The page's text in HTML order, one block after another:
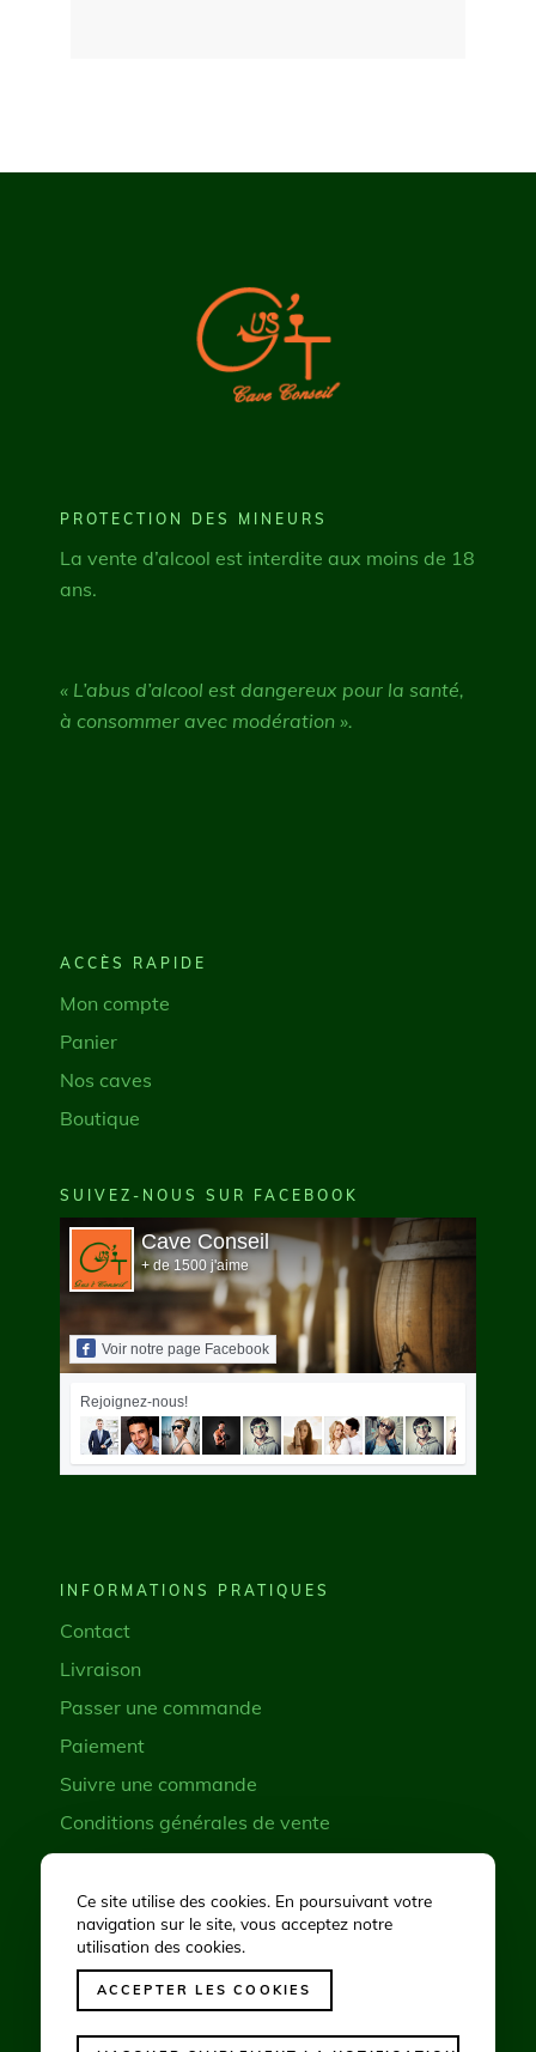
PROTECTION DES MINEURS
La vente d’alcool est interdite aux moins de 18
ans.
« L’abus d’alcool est dangereux pour la santé,
à consommer avec modération ».
ACCÈS RAPIDE
Mon compte
Panier
Nos caves
Boutique
SUIVEZ-NOUS SUR FACEBOOK
Cave Conseil
+ de 1500 j'aime
Voir notre page Facebook
Rejoignez-nous!
INFORMATIONS PRATIQUES
Contact
Livraison
Passer une commande
Paiement
Suivre une commande
Conditions générales de vente
Demande de rétractation
RÉSEAUX SOCIAUX
Ce site utilise des cookies. En poursuivant votre
navigation sur le site, vous acceptez notre
utilisation des cookies.
ACCEPTER LES COOKIES